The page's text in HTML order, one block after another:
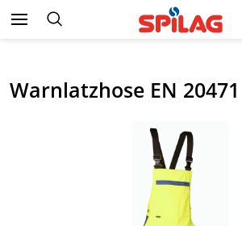
Warnlatzhose EN